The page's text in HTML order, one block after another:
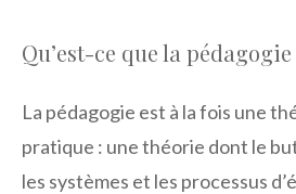
Qu’est-ce que la
La pédagogie est à la fois une
pratique : une théorie dont le
les systèmes et les processus